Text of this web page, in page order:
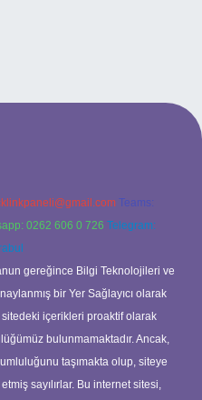
Teams:
0262 606 0 726 Telegram:
gereğince Bilgi Teknolojileri ve
bir Yer Sağlayıcı olarak
içerikleri proaktif olarak
bulunmamaktadır. Ancak,
taşımakta olup, siteye
sayılırlar. Bu internet sitesi,